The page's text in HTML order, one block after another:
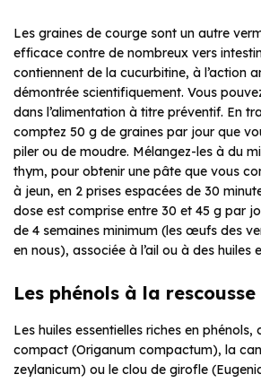
Les graines de courge sont un autre
efficace contre de nombreux vers
contiennent de la cucurbitine, à l’action
démontrée scientifiquement. Vous
dans l’alimentation à titre préventif. En
comptez 50 g de graines par jour que
piler ou de moudre. Mélangez-les à du
thym, pour obtenir une pâte que vous
à jeun, en 2 prises espacées de 30
dose est comprise entre 30 et 45 g par
de 4 semaines minimum (les œufs des
en nous), associée à l’ail ou à des huiles
Les phénols à la rescousse
Les huiles essentielles riches en phénols,
compact (Origanum compactum), la
zeylanicum) ou le clou de girofle